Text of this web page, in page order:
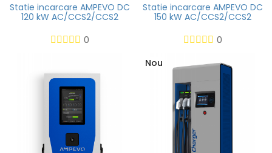
Statie incarcare AMPEVO DC
120 kW AC/CCS2/CCS2
0
Statie incarcare AMPEVO DC
150 kW AC/CCS2/CCS2
0
Nou